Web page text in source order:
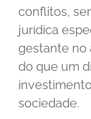
conflitos,
jurídica
gestante no
do que um
sociedade.